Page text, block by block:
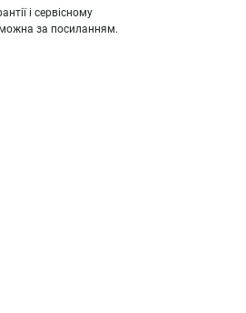
і сервісному
за посиланням.